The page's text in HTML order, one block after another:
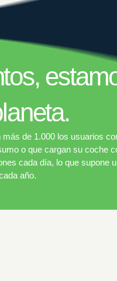
más de 1.000 los usuarios
o que cargan su coche
cada día, lo que supone
año.